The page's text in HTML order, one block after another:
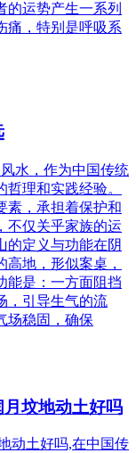
的运势产生一系列
痛，特别是呼吸系
水，作为中国传统
理和实践经验。
素，承担着保护和
不仅关乎家族的运
的定义与功能在阴
地，形似案桌，
能是：一方面阻挡
，引导生气的流
场稳固，确保
坟地动土好吗
动土好吗,在中国传